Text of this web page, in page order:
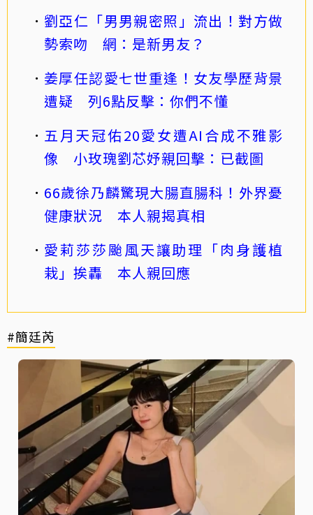
劉亞仁「男男親密照」流出！對方做
勢索吻 網：是新男友？
姜厚任認愛七世重逢！女友學歷背景
遭疑 列6點反擊：你們不懂
五月天冠佑20愛女遭AI合成不雅影
像 小玫瑰劉芯妤親回擊：已截圖
66歲徐乃麟驚現大腸直腸科！外界憂
健康狀況 本人親揭真相
愛莉莎莎颱風天讓助理「肉身護植
栽」挨轟 本人親回應
#簡廷芮